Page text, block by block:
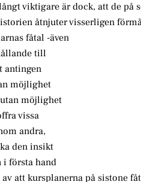
viktigare är dock, att de på
åtnjuter visserligen
fåtal -även
till
antingen
möjlighet
möjlighet
vissa
andra,
den insikt
i första hand
att kursplanerna på sistone